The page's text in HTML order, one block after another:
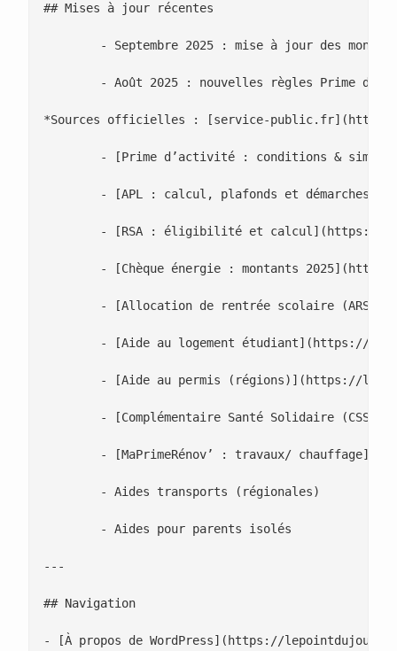
## Mises à jour récentes
*Sources officielles : [service-
---
## Navigation
- [À propos de WordPress](https://